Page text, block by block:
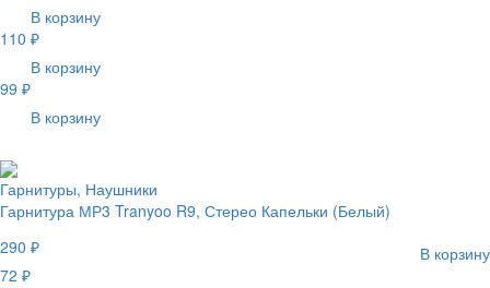
В корзину
110 ₽
В корзину
99 ₽
В корзину
Гарнитуры, Наушники
Гарнитура МР3 Tranyoo R9, Стерео Капельки (Белый)
290 ₽
В корзину
72 ₽